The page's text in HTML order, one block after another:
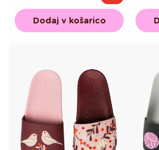
Dodaj v košarico